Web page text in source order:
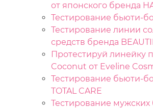
от японского бренда
Тестирование бьюти-
Тестирование линии
средств бренда
Протестируй линейку
Coconut от Eveline
Тестирование бьюти-
TOTAL CARE
Тестирование